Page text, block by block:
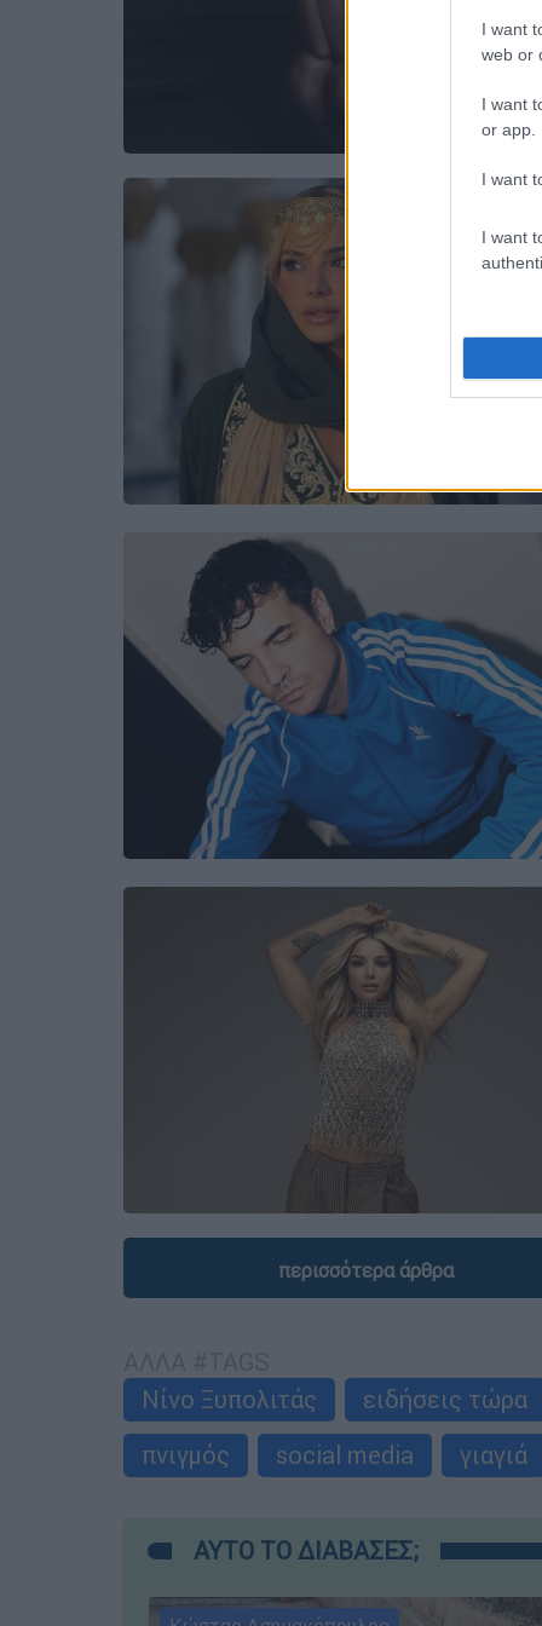
I want
web or
I want
or app.
I want
I want
περισσότερα άρθρα
Νίνο Ξυπολιτάς
ειδήσεις τώρα
πνιγμός
social media γιαγιά
ΑΥΤΟ ΤΟ ΔΙΑΒΑΣΕΣ;